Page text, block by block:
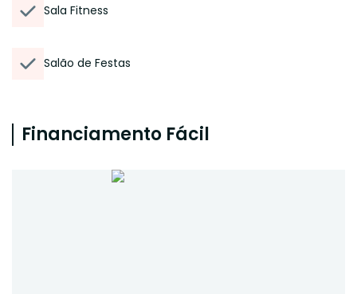
Sala Fitness
Salão de Festas
Financiamento Fácil